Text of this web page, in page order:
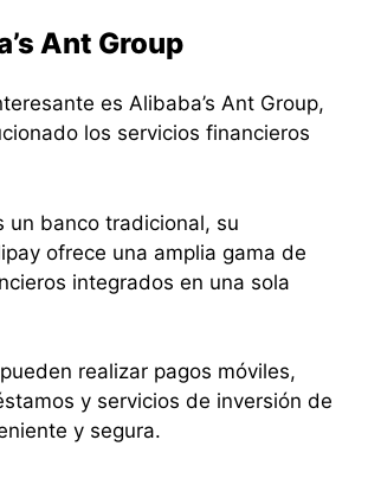
Ant Group
es Alibaba’s Ant Group,
los servicios financieros
un banco tradicional, su
ofrece una amplia gama de
integrados en una sola
realizar pagos móviles,
y servicios de inversión de
y segura.